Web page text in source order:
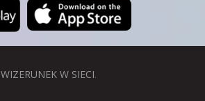
WIZERUNEK W SIECI.